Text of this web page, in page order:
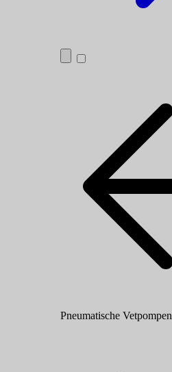
Pneumatische Vetpompen